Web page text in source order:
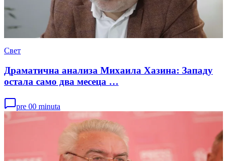
Свет
Драматична анализа Михаила Хазина: Западу
остала само два месеца …
pre 00 minuta